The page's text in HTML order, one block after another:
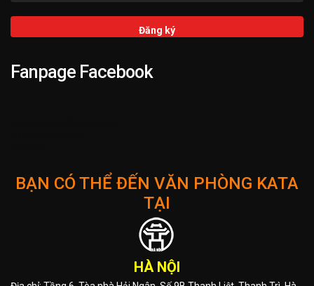
Fanpage Facebook
BẠN CÓ THỂ ĐẾN VĂN PHÒNG KATA
TẠI
HÀ NỘI